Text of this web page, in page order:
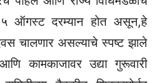
ऑगस्ट दरम्यान होत असून,हे
चालणार असल्याचे स्पष्ट झाले
कामकाजावर उद्या गुरूवारी